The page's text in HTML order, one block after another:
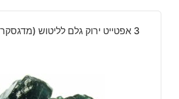
3 אפטייט ירוק גלם לליטוש (מדגסקר) 9.44 קרט